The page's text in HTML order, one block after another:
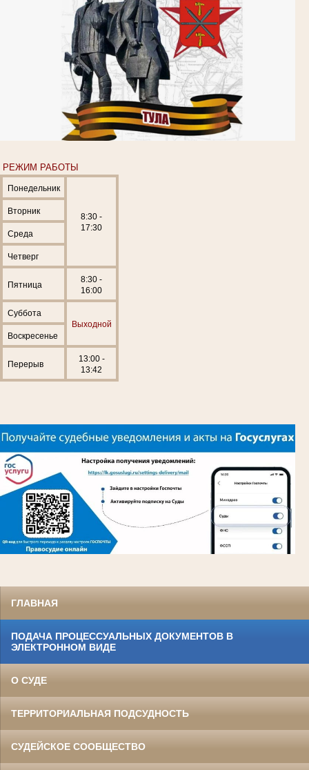
РЕЖИМ РАБОТЫ
Понедельник
8:30 -
17:30
Вторник
Среда
Четверг
Пятница
8:30 -
16:00
Суббота
Выходной
Воскресенье
Перерыв
13:00 -
13:42
ГЛАВНАЯ
ПОДАЧА ПРОЦЕССУАЛЬНЫХ ДОКУМЕНТОВ В
ЭЛЕКТРОННОМ ВИДЕ
О СУДЕ
ТЕРРИТОРИАЛЬНАЯ ПОДСУДНОСТЬ
СУДЕЙСКОЕ СООБЩЕСТВО